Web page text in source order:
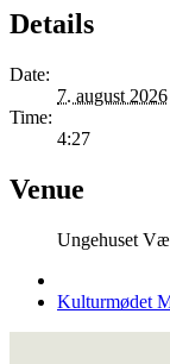
Details
Date:
7. august 2026
Time:
4:27
Venue
Ungehuset
Kulturmødet